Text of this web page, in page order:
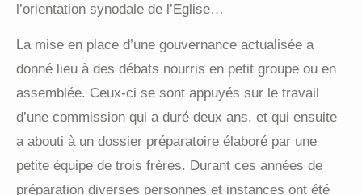
l’orientation synodale de l’Eglise…
La mise en place d’une gouvernance actualisée a
donné lieu à des débats nourris en petit groupe ou en
assemblée. Ceux-ci se sont appuyés sur le travail
d’une commission qui a duré deux ans, et qui ensuite
a abouti à un dossier préparatoire élaboré par une
petite équipe de trois frères. Durant ces années de
préparation diverses personnes et instances ont été